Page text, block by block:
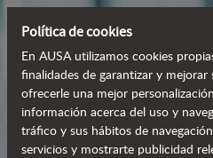
Política de cookies
En AUSA utilizamos cookies
finalidades de garantizar y
ofrecerle una mejor
información acerca del uso y
tráfico y sus hábitos de
servicios y mostrarte publicidad